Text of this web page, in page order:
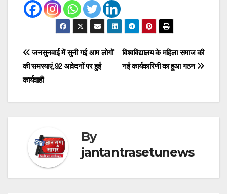
Post
navigation
विश्वविद्यालय के महिला समाज की
नई कार्यकारिणी का हुआ गठन
जनसुनवाई में सुनी गई आम लोगों
की समस्याएं,92 आवेदनों पर हुई
कार्यवाही
By
jantantrasetunews